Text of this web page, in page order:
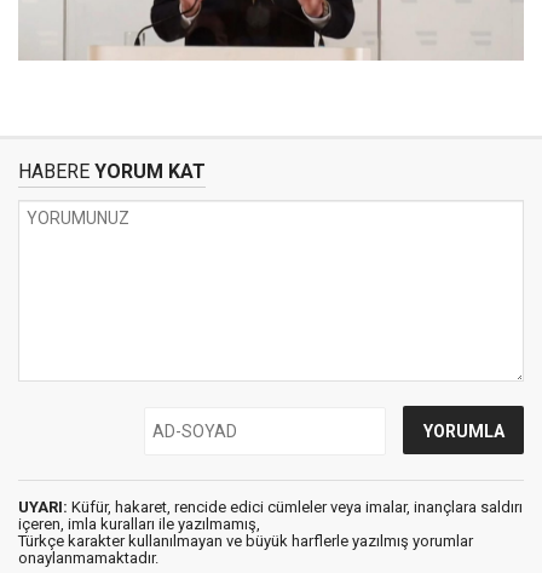
HABERE YORUM KAT
UYARI: Küfür, hakaret, rencide edici cümleler veya imalar, inançlara saldırı
içeren, imla kuralları ile yazılmamış,
Türkçe karakter kullanılmayan ve büyük harflerle yazılmış yorumlar
onaylanmamaktadır.